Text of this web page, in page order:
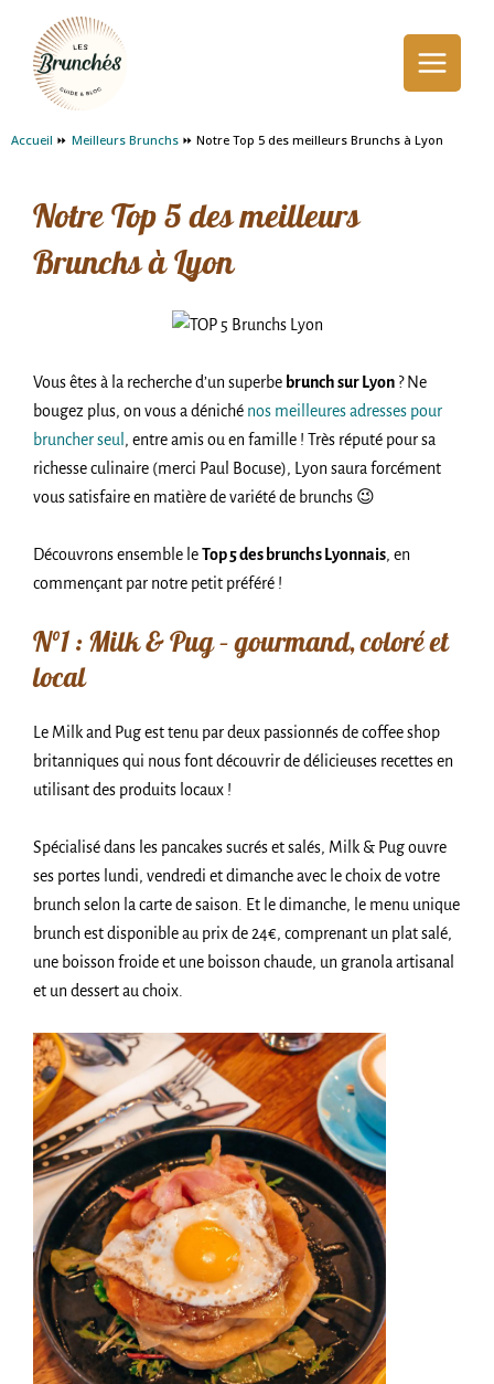
contenu
Menu
Accueil Meilleurs Brunchs Notre Top 5 des meilleurs Brunchs à Lyon
Notre Top 5 des meilleurs
Brunchs à Lyon
Vous êtes à la recherche d’un superbe brunch sur Lyon ? Ne
bougez plus, on vous a déniché nos meilleures adresses pour
bruncher seul , entre amis ou en famille ! Très réputé pour sa
richesse culinaire (merci Paul Bocuse), Lyon saura forcément
vous satisfaire en matière de variété de brunchs 😉
Découvrons ensemble leTop 5 des brunchs Lyonnais, en
commençant par notre petit préféré !
N°1 : Milk & Pug – gourmand, coloré et
local
Le Milk and Pug est tenu par deux passionnés de coffee shop
britanniques qui nous font découvrir de délicieuses recettes en
utilisant des produits locaux !
Spécialisé dans les pancakes sucrés et salés, Milk & Pug ouvre
ses portes lundi, vendredi et dimanche avec le choix de votre
brunch selon la carte de saison. Et le dimanche, le menu unique
brunch est disponible au prix de 24€, comprenant un plat salé,
une boisson froide et une boisson chaude, un granola artisanal
et un dessert au choix.